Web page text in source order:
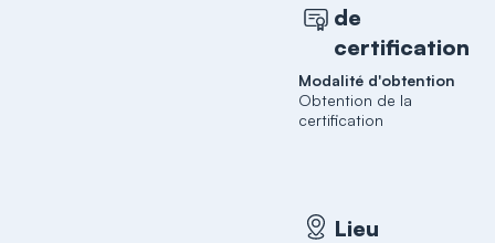
de
certification
Modalité d'obtention
Obtention de la
certification
Lieu